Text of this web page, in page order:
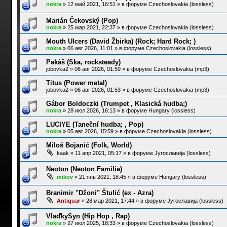
nokra» 12 май 2021, 16:51 » в форуме Czechoslovakia (lossless)
Marián Čekovský (Pop)
nokra» 25 мар 2021, 22:37» в форуме Czechoslovakia (lossless)
Mouth Ulcers (David Žbirka) (Rock; Hard Rock; )
nokra» 06 авг 2026, 11:01 » в форуме Czechoslovakia (lossless)
Pakáš (Ska, rocksteady)
jobovka2» 06 авг 2026, 01:59» в форуме Czechoslovakia (mp3)
Titus (Power metal)
jobovka2» 06 авг 2026, 01:53» в форуме Czechoslovakia (mp3)
Gábor Boldoczki (Trumpet , Klasická hudba;)
nokra» 28 июл 2026, 16:13» в форуме Hungary (lossless)
LUCIYE (Taneční hudba; , Pop)
nokra» 05 авг 2026, 15:59» в форуме Czechoslovakia (lossless)
Miloš Bojanić (Folk, World)
kaak » 11 апр 2021, 05:17» в форуме Југославија (lossless)
Neoton (Neoton Família)
mikov» 21 янв 2021, 18:45» в форуме Hungary (lossless)
Branimir "Džoni" Štulić (ex - Azra)
Antiquar» 28 мар 2021, 17:44» в форуме Југославија (lossless)
VlaďkySyn (Hip Hop , Rap)
nokra» 27 июл 2025, 18:33» в форуме Czechoslovakia (lossless)